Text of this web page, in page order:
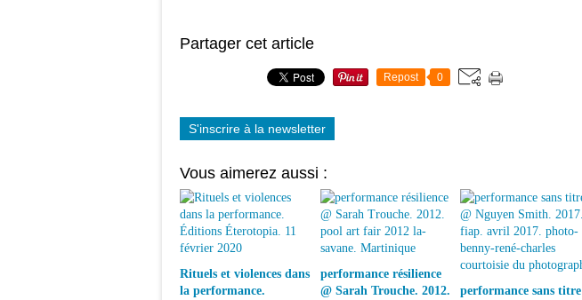
Partager cet article
Repost 0
S'inscrire à la newsletter
Vous aimerez aussi :
Rituels et violences dans
la performance.
performance résilience
@ Sarah Trouche. 2012.
performance sans titre